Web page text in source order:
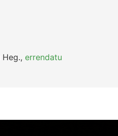
Heg., errendatu